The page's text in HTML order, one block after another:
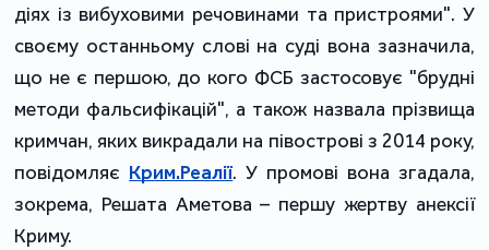
діях із вибуховими речовинами та пристроями". У
своєму останньому слові на суді вона зазначила,
що не є першою, до кого ФСБ застосовує "брудні
методи фальсифікацій", а також назвала прізвища
кримчан, яких викрадали на півострові з 2014 року,
повідомляє Крим.Реалії. У промові вона згадала,
зокрема, Решата Аметова – першу жертву анексії
Криму.